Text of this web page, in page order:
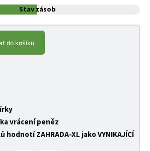
Stav zásob
do košíku
vrácení peněz
hodnotí ZAHRADA-XL jako VYNIKAJÍCÍ